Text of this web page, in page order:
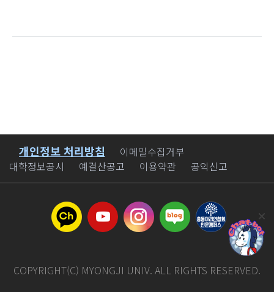
바로가기
개인정보 처리방침
이메일수집거부
대학정보공시
예결산공고 이용약관 공익신고
COPYRIGHT(C) MYONGJI UNIV. ALL RIGHTS RESERVED.